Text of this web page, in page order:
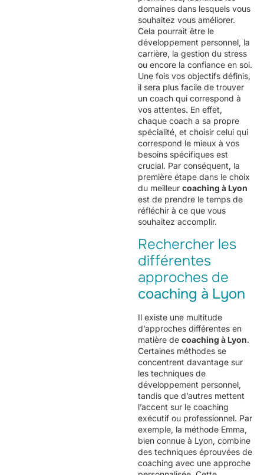
domaines dans lesquels vous
souhaitez vous améliorer.
Cela pourrait être le
développement personnel, la
carrière, la gestion du stress
ou encore la confiance en soi.
Une fois vos objectifs définis,
il sera plus facile de trouver
un coach qui correspond à
vos attentes. En effet,
chaque coach a sa propre
spécialité, et choisir celui qui
correspond le mieux à vos
besoins spécifiques est
crucial. Par conséquent, la
première étape dans le choix
du meilleur coaching à Lyon
est de prendre le temps de
réfléchir à ce que vous
souhaitez accomplir.
Rechercher les
différentes
approches de
coaching à Lyon
Il existe une multitude
d’approches différentes en
matière de coaching à Lyon.
Certaines méthodes se
concentrent davantage sur
les techniques de
développement personnel,
tandis que d’autres mettent
l’accent sur le coaching
exécutif ou professionnel. Par
exemple, la méthode Emma,
bien connue à Lyon, combine
des techniques éprouvées de
coaching avec une approche